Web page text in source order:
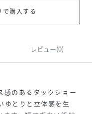
購入する
レビュー(0)
感のあるタックショー
ゆとりと立体感を生